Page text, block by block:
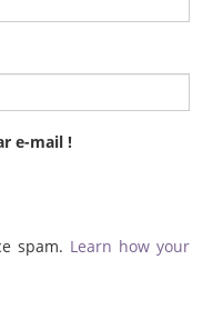
e-mail !
spam. Learn how your